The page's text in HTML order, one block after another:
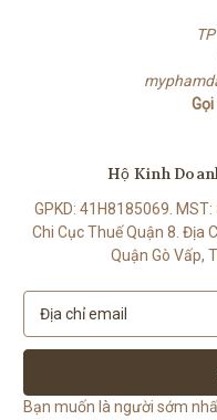
Hộ Kinh
GPKD: 41H8185069.
Chi Cục Thuế Quận 8. Địa
Quận Gò Vấp,
a
l
Bạn muốn là người sớm